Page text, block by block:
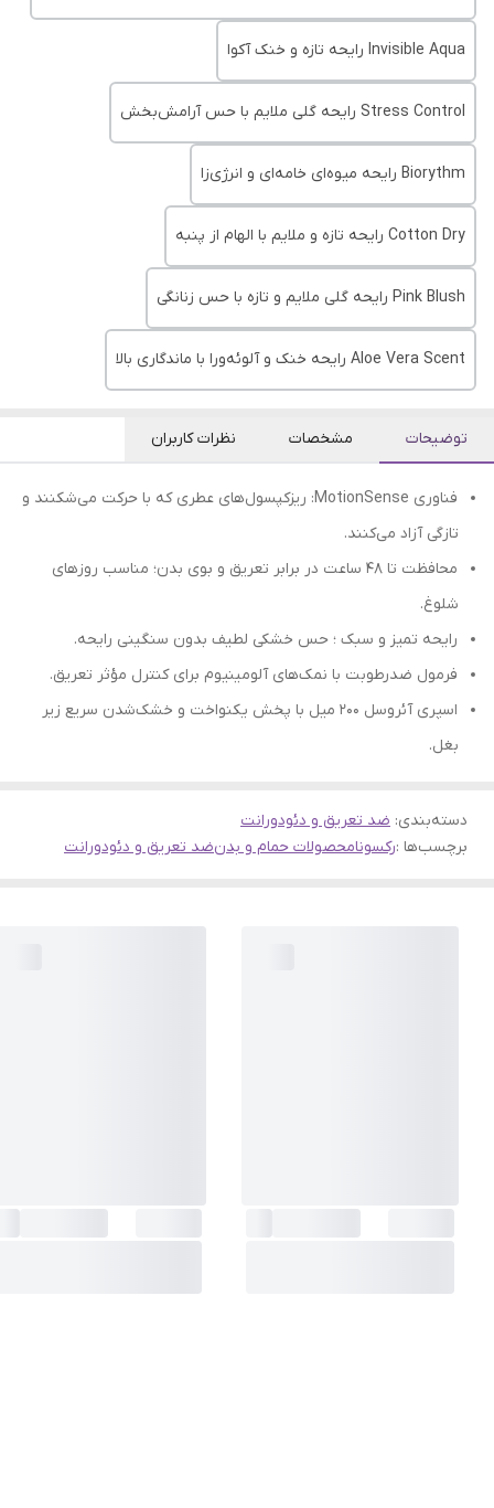
Invisible Aqua رایحه تازه و خنک آکوا
Stress Control رایحه گلی ملایم با حس آرامش‌بخش
Biorythm رایحه میوه‌ای خامه‌ای و انرژی‌زا
Cotton Dry رایحه تازه و ملایم با الهام از پنبه
Pink Blush رایحه گلی ملایم و تازه با حس زنانگی
Aloe Vera Scent رایحه خنک و آلوئه‌ورا با ماندگاری بالا
توضیحات مشخصات نظرات کاربران
فناوری MotionSense: ریزکپسول‌های عطری که با حرکت می‌شکنند و
تازگی آزاد می‌کنند.
محافظت تا ۴۸ ساعت در برابر تعریق و بوی بدن؛ مناسب روزهای
شلوغ.
رایحه تمیز و سبک ؛ حس خشکی لطیف بدون سنگینی رایحه.
فرمول ضدرطوبت با نمک‌های آلومینیوم برای کنترل مؤثر تعریق.
اسپری آئروسل 200 میل با پخش یکنواخت و خشک‌شدن سریع زیر
بغل.
دسته‌بندی: ضد تعریق و دئودورانت
برچسب‌ها :رکسونامحصولات حمام و بدنضد تعریق و دئودورانت